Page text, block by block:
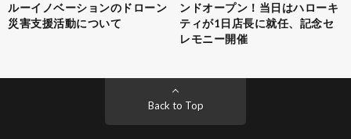
ルーイノベーションのドローン
災害支援活動について
ンドオープン！当日はハローキ
ティが1日店長に就任、記念セ
レモニー開催
Back to Top